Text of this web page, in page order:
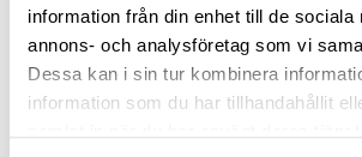
information från din enhet till de sociala
annons- och analysföretag som vi
Dessa kan i sin tur kombinera
information som du har tillhandahållit
Sticker Stacker